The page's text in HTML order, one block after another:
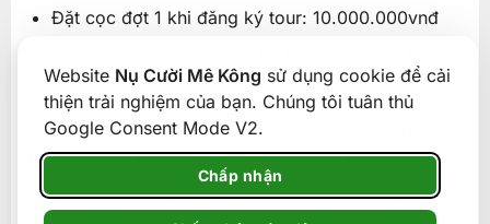
Website Nụ Cười Mê Kông sử dụng cookie để cải
thiện trải nghiệm của bạn. Chúng tôi tuân thủ
Google Consent Mode V2.
Chấp nhận
Đặt cọc đợt 1 khi đăng ký tour: 10.000.000vnđ
visa
Trường hợp Quý khách bị từ chối visa, Công ty sẽ
hoàn 100% chỉ phí cọc trừ các trường hợp sau:
Khách hàng đã từng đi xuất khảo lao động tại